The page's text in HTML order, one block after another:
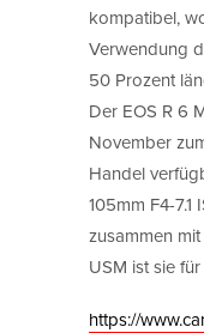
kompatibel,
Verwendung
50 Prozent
Der EOS R 6
November
Handel
105mm F4-
zusammen
USM ist sie
https://